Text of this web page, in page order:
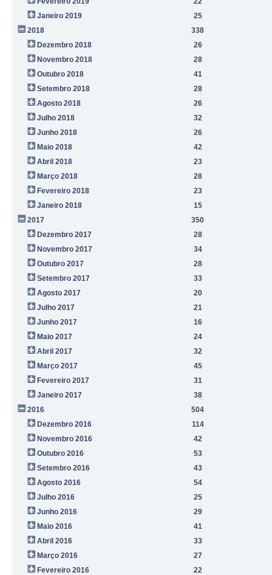
Janeiro 2019
25
2018
338
Dezembro 2018
26
Novembro 2018
28
Outubro 2018
41
Setembro 2018
28
Agosto 2018
26
Julho 2018
32
Junho 2018
26
Maio 2018
42
Abril 2018
23
Março 2018
28
Fevereiro 2018
23
Janeiro 2018
15
2017
350
Dezembro 2017
28
Novembro 2017
34
Outubro 2017
28
Setembro 2017
33
Agosto 2017
20
Julho 2017
21
Junho 2017
16
Maio 2017
24
Abril 2017
32
Março 2017
45
Fevereiro 2017
31
Janeiro 2017
38
2016
504
Dezembro 2016
114
Novembro 2016
42
Outubro 2016
53
Setembro 2016
43
Agosto 2016
54
Julho 2016
25
Junho 2016
29
Maio 2016
41
Abril 2016
33
Março 2016
27
Fevereiro 2016
22